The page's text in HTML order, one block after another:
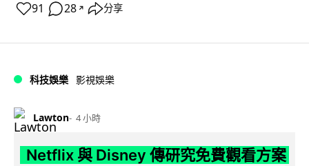
91 28 ↗ 分享
科技娛樂 影視娛樂
Lawton 4 小時
Netflix 與 Disney 傳研究免費觀看方案